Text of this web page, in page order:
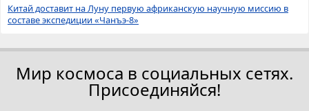
Китай доставит на Луну первую африканскую научную миссию в
составе экспедиции «Чанъэ-8»
Мир космоса в социальных сетях.
Присоединяйся!